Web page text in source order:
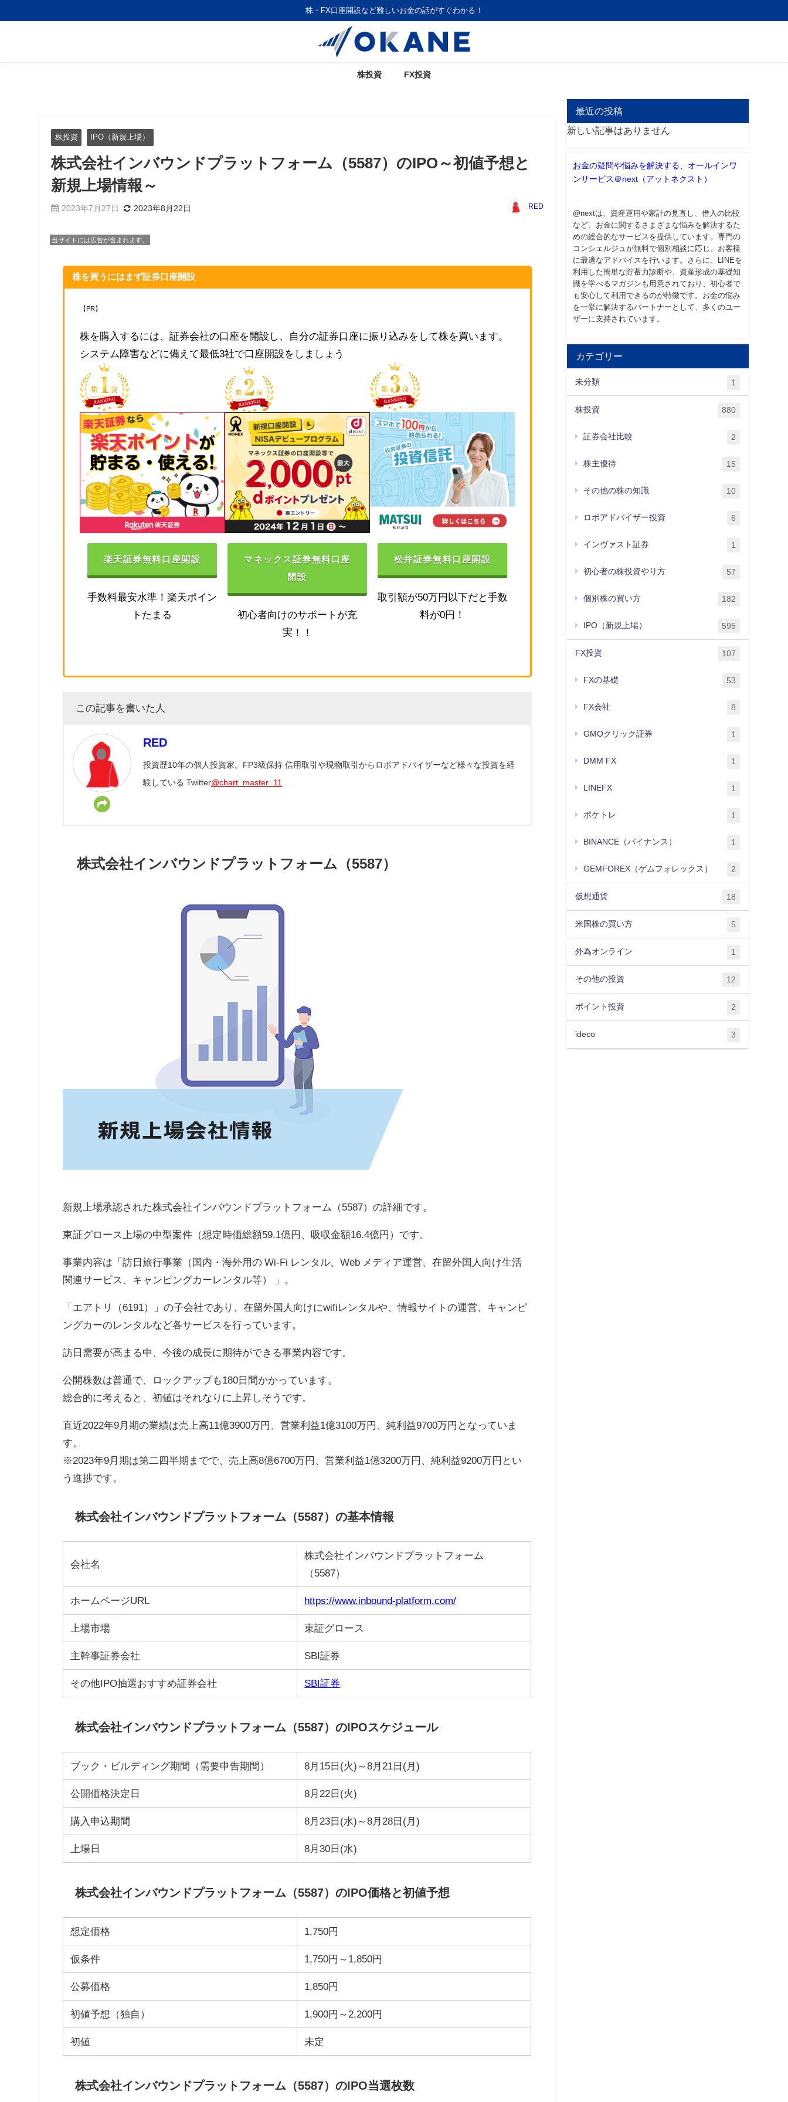
株・FX口座開設など難しいお金の話がすぐわかる！
株投資 FX投資
株投資 IPO（新規上場）
株式会社インバウンドプラットフォーム（5587）のIPO～初値予想と
新規上場情報～
2023年7月27日 2023年8月22日 RED
当サイトには広告が含まれます。
株を買うにはまず証券口座開設
【PR】
株を購入するには、証券会社の口座を開設し、自分の証券口座に振り込みをして株を買います。
システム障害などに備えて最低3社で口座開設をしましょう
楽天証券無料口座開設
手数料最安水準！楽天ポイン
トたまる
マネックス証券無料口座
開設
初心者向けのサポートが充
実！！
松井証券無料口座開設
取引額が50万円以下だと手数
料が0円！
この記事を書いた人
RED
投資歴10年の個人投資家。FP3級保持 信用取引や現物取引からロボアドバイザーなど様々な投資を経
験している Twitter@chart_master_11
株式会社インバウンドプラットフォーム（5587）
新規上場承認された株式会社インバウンドプラットフォーム（5587）の詳細です。
東証グロース上場の中型案件（想定時価総額59.1億円、吸収金額16.4億円）です。
事業内容は「訪日旅行事業（国内・海外用の Wi-Fi レンタル、Web メディア運営、在留外国人向け生活
関連サービス、キャンピングカーレンタル等） 」。
「エアトリ（6191）」の子会社であり、在留外国人向けにwifiレンタルや、情報サイトの運営、キャンピ
ングカーのレンタルなど各サービスを行っています。
訪日需要が高まる中、今後の成長に期待ができる事業内容です。
公開株数は普通で、ロックアップも180日間かかっています。
総合的に考えると、初値はそれなりに上昇しそうです。
直近2022年9月期の業績は売上高11億3900万円、営業利益1億3100万円、純利益9700万円となっていま
す。
※2023年9月期は第二四半期までで、売上高8億6700万円、営業利益1億3200万円、純利益9200万円とい
う進捗です。
株式会社インバウンドプラットフォーム（5587）の基本情報
会社名
株式会社インバウンドプラットフォーム
（5587）
ホームページURL https://www.inbound-platform.com/
上場市場 東証グロース
主幹事証券会社 SBI証券
その他IPO抽選おすすめ証券会社 SBI証券
株式会社インバウンドプラットフォーム（5587）のIPOスケジュール
ブック・ビルディング期間（需要申告期間） 8月15日(火)～8月21日(月)
公開価格決定日 8月22日(火)
購入申込期間 8月23日(水)～8月28日(月)
上場日 8月30日(水)
株式会社インバウンドプラットフォーム（5587）のIPO価格と初値予想
想定価格 1,750円
仮条件 1,750円～1,850円
公募価格 1,850円
初値予想（独自） 1,900円～2,200円
初値 未定
株式会社インバウンドプラットフォーム（5587）のIPO当選枚数
最近の投稿
新しい記事はありません
お金の疑問や悩みを解決する、オールインワ
ンサービス＠next（アットネクスト）
@nextは、資産運用や家計の見直し、借入の比較
など、お金に関するさまざまな悩みを解決するた
めの総合的なサービスを提供しています。専門の
コンシェルジュが無料で個別相談に応じ、お客様
に最適なアドバイスを行います。さらに、LINEを
利用した簡単な貯蓄力診断や、資産形成の基礎知
識を学べるマガジンも用意されており、初心者で
も安心して利用できるのが特徴です。お金の悩み
を一挙に解決するパートナーとして、多くのユー
ザーに支持されています。
カテゴリー
未分類 1
株投資 880
証券会社比較 2
株主優待 15
その他の株の知識 10
ロボアドバイザー投資 6
インヴァスト証券 1
初心者の株投資やり方 57
個別株の買い方 182
IPO（新規上場） 595
FX投資 107
FXの基礎 53
FX会社 8
GMOクリック証券 1
DMM FX 1
LINEFX 1
ポケトレ 1
BINANCE（バイナンス） 1
GEMFOREX（ゲムフォレックス） 2
仮想通貨 18
米国株の買い方 5
外為オンライン 1
その他の投資 12
ポイント投資 2
ideco 3